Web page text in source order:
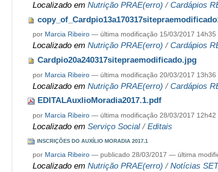
Localizado em Nutrição PRAE(erro) / Cardápios
por Marcia Ribeiro — última modificação 15/03/2017 14h35
Localizado em Nutrição PRAE(erro) / Cardápios
Cardpio20a240317sitepraemodificado.jpg
por Marcia Ribeiro — última modificação 20/03/2017 13h36
Localizado em Nutrição PRAE(erro) / Cardápios
EDITALAuxlioMoradia2017.1.pdf
por Marcia Ribeiro — última modificação 28/03/2017 12h42
Localizado em Serviço Social /Editais
INSCRIÇÕES DO AUXÍLIO MORADIA 2017.1
por Marcia Ribeiro — publicado 28/03/2017— última
Localizado em Nutrição PRAE(erro) /Notícias